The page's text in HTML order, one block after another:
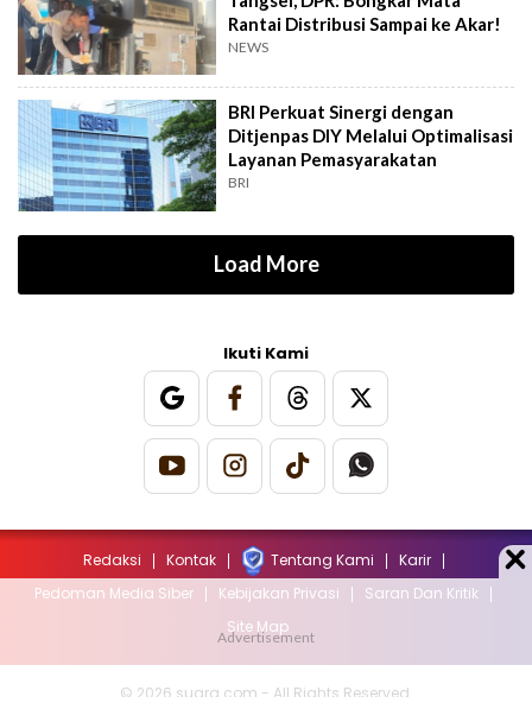
Rantai Distribusi Sampai ke Akar!
NEWS
BRI Perkuat Sinergi dengan
Ditjenpas DIY Melalui Optimalisasi
Layanan Pemasyarakatan
BRI
Load More
Ikuti Kami
Redaksi Kontak Tentang Kami
Karir
Pedoman Media Siber
Kebijakan Privasi
Saran Dan Kritik
Site Map
© 2026 suara.com - All Rights Reserved.